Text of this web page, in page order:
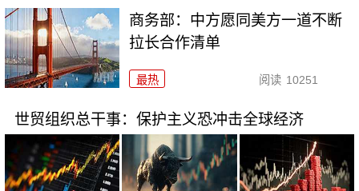
商务部：中方愿同美方一道不断
拉长合作清单
最热 阅读 10251
世贸组织总干事：保护主义恐冲击全球经济